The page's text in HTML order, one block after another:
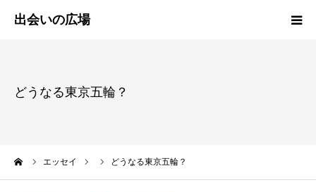
どうなる東京五輪？
エッセイ どうなる東京五輪？
新着情報
活動報告